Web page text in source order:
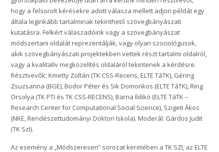
hogy a felsorolt kérésekre adott válasza mellett adjon példát egy
általa leginkább tartalminak tekinthető szövegbányászati
kutatásra. Felkért válaszadóink vagy a szövegbányászat
módszertani oldalát reprezentálják, vagy olyan szociológusok,
akik szövegbányászati projektekben vettek részt tartalmi oldalról,
vagy a kvalitatív megközelítés oldaláról tekintenek a kérdésre.
Résztvevők: Kmetty Zoltán (TK CSS-Recens, ELTE TáTK), Géring
Zsuzsanna (BGE), Bodor Péter és Sik Domonkos (ELTE TáTK), Ring
Orsolya (TK PTI és TK CSS-RECENS), Barna Ildikó (ELTE TáTK –
Research Center for Computational Social Science), Szigeti Ákos
(NKE, Rendészettudományi Doktori Iskola). Moderál: Gárdos Judit
(TK SzI).
Az esemény a „Módszeresen” sorozat keretében a TK SZI, az ELTE